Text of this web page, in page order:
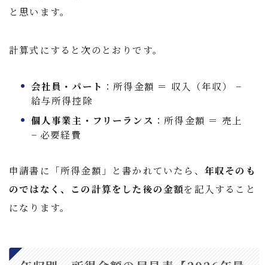
と思います。
計算式にすると次のとおりです。
会社員・パート ：所得金額 ＝ 収入（年収） −
給与所得控除
個人事業主・フリーランス ：所得金額 ＝ 売上
− 必要経費
申請書に「所得金額」と書かれていたら、 年収そのも
のではなく、この計算をした後の金額を記入すること
になります。